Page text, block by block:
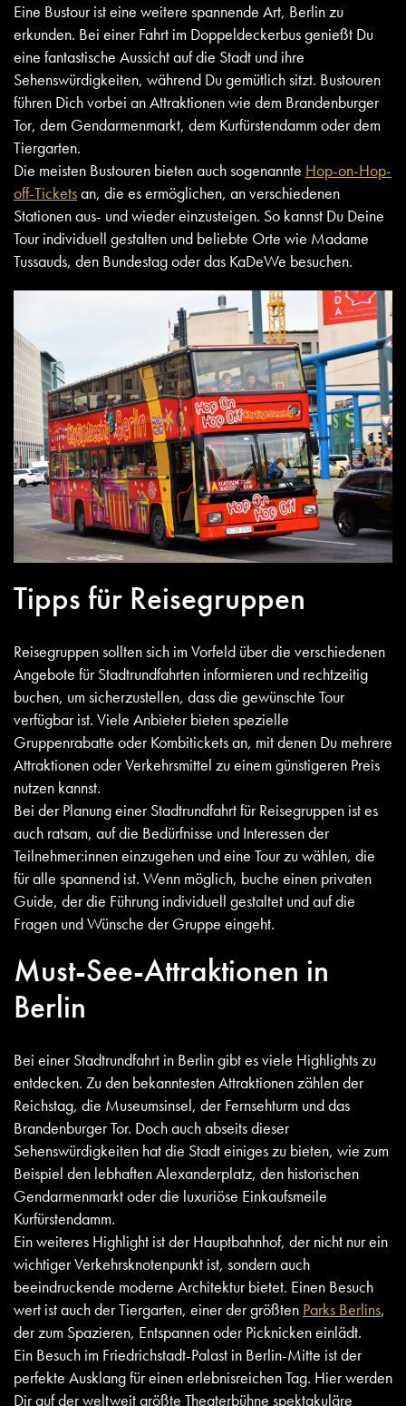
Eine Bustour ist eine weitere spannende Art, Berlin zu
erkunden. Bei einer Fahrt im Doppeldeckerbus genießt Du
eine fantastische Aussicht auf die Stadt und ihre
Sehenswürdigkeiten, während Du gemütlich sitzt. Bustouren
führen Dich vorbei an Attraktionen wie dem Brandenburger
Tor, dem Gendarmenmarkt, dem Kurfürstendamm oder dem
Tiergarten.
Die meisten Bustouren bieten auch sogenannte Hop-on-Hop-
off-Ticketsan, die es ermöglichen, an verschiedenen
Stationen aus- und wieder einzusteigen. So kannst Du Deine
Tour individuell gestalten und beliebte Orte wie Madame
Tussauds, den Bundestag oder das KaDeWe besuchen.
Tipps für Reisegruppen
Reisegruppen sollten sich im Vorfeld über die verschiedenen
Angebote für Stadtrundfahrten informieren und rechtzeitig
buchen, um sicherzustellen, dass die gewünschte Tour
verfügbar ist. Viele Anbieter bieten spezielle
Gruppenrabatte oder Kombitickets an, mit denen Du mehrere
Attraktionen oder Verkehrsmittel zu einem günstigeren Preis
nutzen kannst.
Bei der Planung einer Stadtrundfahrt für Reisegruppen ist es
auch ratsam, auf die Bedürfnisse und Interessen der
Teilnehmer:innen einzugehen und eine Tour zu wählen, die
für alle spannend ist. Wenn möglich, buche einen privaten
Guide, der die Führung individuell gestaltet und auf die
Fragen und Wünsche der Gruppe eingeht.
Must-See-Attraktionen in
Berlin
Bei einer Stadtrundfahrt in Berlin gibt es viele Highlights zu
entdecken. Zu den bekanntesten Attraktionen zählen der
Reichstag, die Museumsinsel, der Fernsehturm und das
Brandenburger Tor. Doch auch abseits dieser
Sehenswürdigkeiten hat die Stadt einiges zu bieten, wie zum
Beispiel den lebhaften Alexanderplatz, den historischen
Gendarmenmarkt oder die luxuriöse Einkaufsmeile
Kurfürstendamm.
Ein weiteres Highlight ist der Hauptbahnhof, der nicht nur ein
wichtiger Verkehrsknotenpunkt ist, sondern auch
beeindruckende moderne Architektur bietet. Einen Besuch
wert ist auch der Tiergarten, einer der größten Parks Berlins,
der zum Spazieren, Entspannen oder Picknicken einlädt.
Ein Besuch im Friedrichstadt-Palast in Berlin-Mitte ist der
perfekte Ausklang für einen erlebnisreichen Tag. Hier werden
Dir auf der weltweit größte Theaterbühne spektakuläre